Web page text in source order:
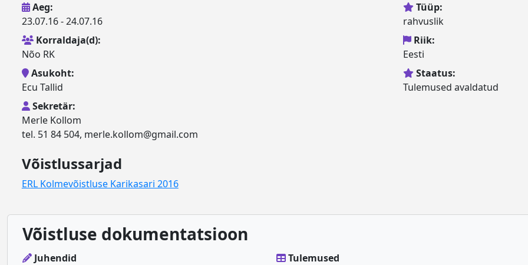
Aeg:
23.07.16 - 24.07.16
Korraldaja(d):
Nõo RK
Asukoht:
Ecu Tallid
Sekretär:
Merle Kollom
tel. 51 84 504, merle.kollom@gmail.com
Tüüp:
rahvuslik
Riik:
Eesti
Staatus:
Tulemused avaldatud
Võistlussarjad
ERL Kolmevõistluse Karikasari 2016
Võistluse dokumentatsioon
Juhendid
Tulemused